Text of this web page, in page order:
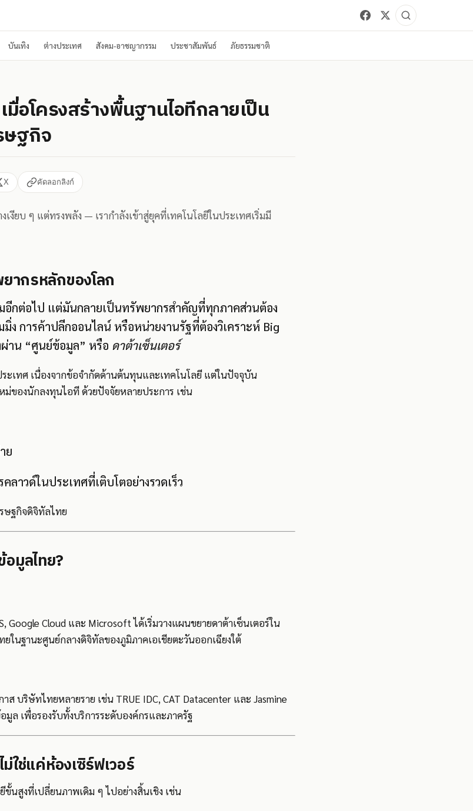
บันเทิง ต่างประเทศ สังคม-อาชญากรรม ประชาสัมพันธ์ ภัยธรรมชาติ
อโครงสร้างพื้นฐานไอทีกลายเป็น
ษฐกิจ
X คัดลอกลิงก์
เงียบ ๆ แต่ทรงพลัง — เรากำลังเข้าสู่ยุคที่เทคโนโลยีในประเทศเริ่มมี
ากรหลักของโลก
อีกต่อไป แต่มันกลายเป็นทรัพยากรสำคัญที่ทุกภาคส่วนต้อง
ง การค้าปลีกออนไลน์ หรือหน่วยงานรัฐที่ต้องวิเคราะห์ Big
าน “ศูนย์ข้อมูล” หรือ ดาต้าเซ็นเตอร์
ะเทศ เนื่องจากข้อจำกัดด้านต้นทุนและเทคโนโลยี แต่ในปัจจุบัน
ม่ของนักลงทุนไอที ด้วยปัจจัยหลายประการ เช่น
ย
ลาวด์ในประเทศที่เติบโตอย่างรวดเร็ว
ษฐกิจดิจิทัลไทย
มูลไทย?
Google Cloud และ Microsoft ได้เริ่มวางแผนขยายดาต้าเซ็นเตอร์ใน
ในฐานะศูนย์กลางดิจิทัลของภูมิภาคเอเชียตะวันออกเฉียงใต้
ส บริษัทไทยหลายราย เช่น TRUE IDC, CAT Datacenter และ Jasmine
มูล เพื่อรองรับทั้งบริการระดับองค์กรและภาครัฐ
ใช่แค่ห้องเซิร์ฟเวอร์
นสูงที่เปลี่ยนภาพเดิม ๆ ไปอย่างสิ้นเชิง เช่น